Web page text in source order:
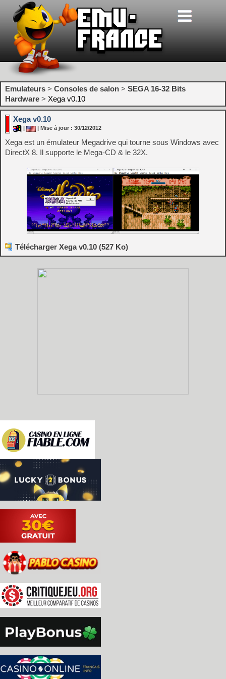
Emulateurs > Consoles de salon > SEGA 16-32 Bits
Hardware > Xega v0.10
Xega v0.10
| Mise à jour : 30/12/2012
Xega est un émulateur Megadrive qui tourne sous Windows avec
DirectX 8. Il supporte le Mega-CD & le 32X.
Télécharger Xega v0.10 (527 Ko)